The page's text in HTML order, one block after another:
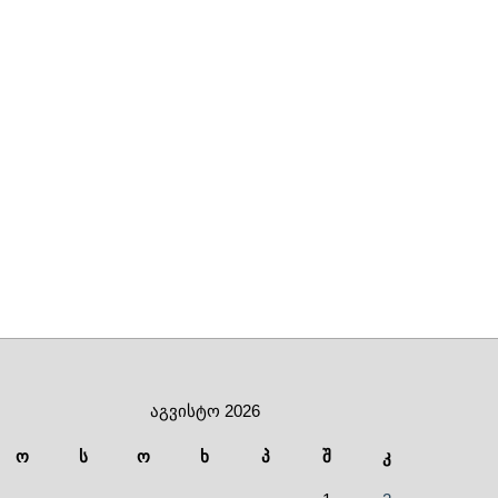
აგვისტო 2026
ო ს ო ხ პ შ კ